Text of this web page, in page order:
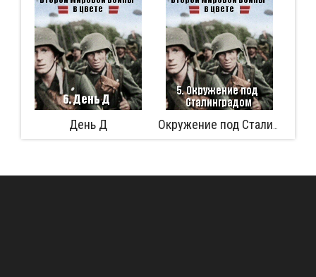
Окружение под Сталинградом Аферист из